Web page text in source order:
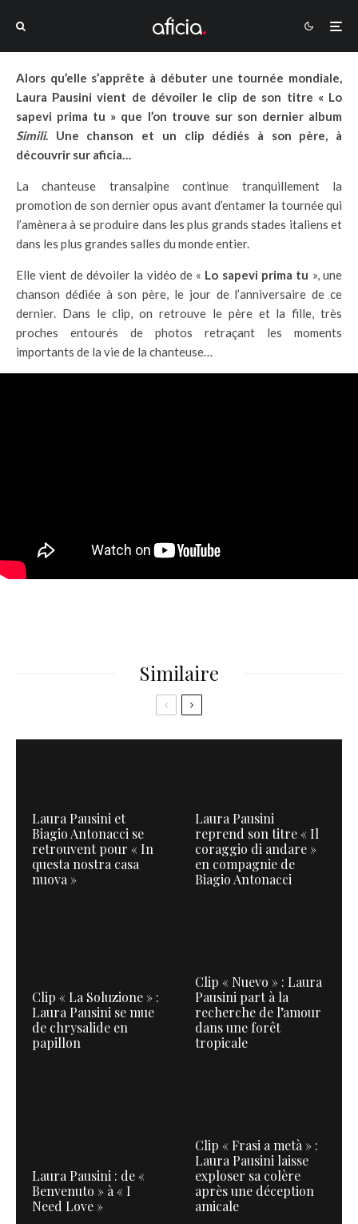
Alors qu’elle s’apprête à débuter une tournée mondiale,
Laura Pausini vient de dévoiler le clip de son titre « Lo
sapevi prima tu » que l’on trouve sur son dernier album
Simili. Une chanson et un clip dédiés à son père, à
découvrir sur aficia…
La chanteuse transalpine continue tranquillement la
promotion de son dernier opus avant d’entamer la tournée qui
l’amènera à se produire dans les plus grands stades italiens et
dans les plus grandes salles du monde entier.
Elle vient de dévoiler la vidéo de « Lo sapevi prima tu », une
chanson dédiée à son père, le jour de l’anniversaire de ce
dernier. Dans le clip, on retrouve le père et la fille, très
proches entourés de photos retraçant les moments
importants de la vie de la chanteuse…
Similaire
Laura Pausini et
Biagio Antonacci se
retrouvent pour « In
questa nostra casa
nuova »
Laura Pausini
reprend son titre « Il
coraggio di andare »
en compagnie de
Biagio Antonacci
Clip « La Soluzione » :
Laura Pausini se mue
de chrysalide en
papillon
Clip « Nuevo » : Laura
Pausini part à la
recherche de l’amour
dans une forêt
tropicale
Laura Pausini : de «
Benvenuto » à « I
Need Love »
Clip « Frasi a metà » :
Laura Pausini laisse
exploser sa colère
après une déception
amicale